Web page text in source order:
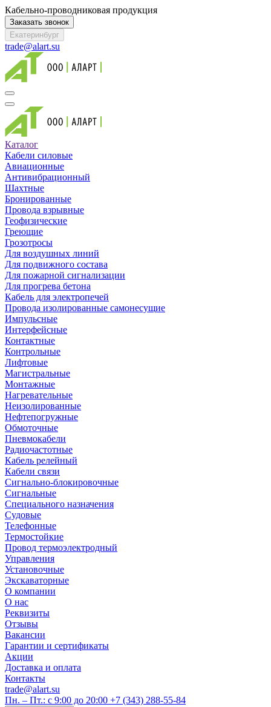
Кабельно-проводниковая продукция
Заказать звонок
Екатеринбург
trade@alart.su
Каталог
Кабели силовые
Авиационные
Антивибрационный
Шахтные
Бронированные
Провода взрывные
Геофизические
Греющие
Грозотросы
Для воздушных линий
Для подвижного состава
Для пожарной сигнализации
Для прогрева бетона
Кабель для электропечей
Провода изолированные самонесущие
Импульсные
Интерфейсные
Контактные
Контрольные
Лифтовые
Магистральные
Монтажные
Нагревательные
Неизолированные
Нефтепогружные
Обмоточные
Пневмокабели
Радиочастотные
Кабель релейный
Кабели связи
Сигнально-блокировочные
Сигнальные
Специального назначения
Судовые
Телефонные
Термостойкие
Провод термоэлектродный
Управления
Установочные
Экскаваторные
О компании
О нас
Реквизиты
Отзывы
Вакансии
Гарантии и сертификаты
Акции
Доставка и оплата
Контакты
trade@alart.su
Пн. – Пт.: с 9:00 до 20:00 +7 (343) 288-55-84